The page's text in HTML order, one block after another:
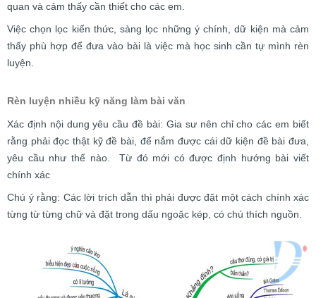
quan và cảm thấy cần thiết cho các em.
Việc chọn lọc kiến thức, sàng lọc những ý chính, dữ kiện mà cảm
thấy phù hợp để đưa vào bài là việc mà học sinh cần tự mình rèn
luyện.
Rèn luyện nhiều kỹ năng làm bài văn
Xác định nội dung yêu cầu đề bài: Gia sư nên chỉ cho các em biết
rằng phải đọc thật kỹ đề bài, để nắm được cái dữ kiện đề bài đưa,
yêu cầu như thế nào. Từ đó mới có được định hướng bài viết
chính xác
Chú ý rằng: Các lời trích dẫn thì phải được đặt một cách chính xác
từng từ từng chữ và đặt trong dấu ngoặc kép, có chú thích nguồn.